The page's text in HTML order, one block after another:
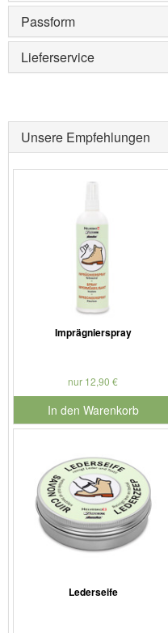
Passform
Lieferservice
Unsere Empfehlungen
Imprägnierspray
nur 12,90 €
In den Warenkorb
für Produktnummer 901126
Lederseife